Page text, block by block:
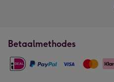
Betaalmethodes